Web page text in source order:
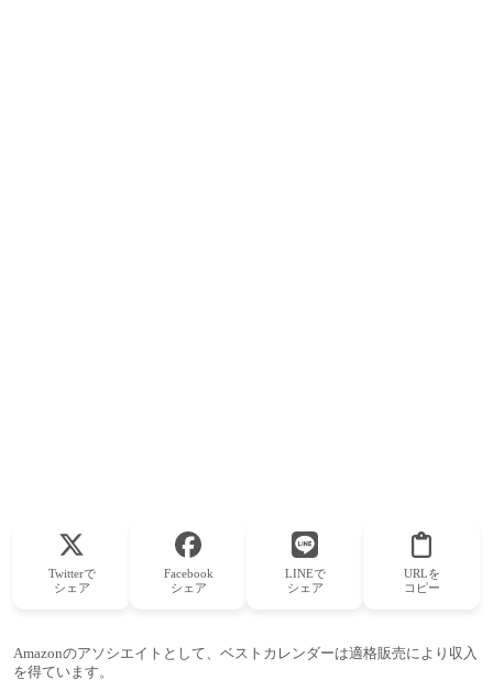
Twitterで
シェア
Facebook
シェア
LINEで
シェア
URLを
コピー
Amazonのアソシエイトとして、ベストカレンダーは適格販売により収入
を得ています。